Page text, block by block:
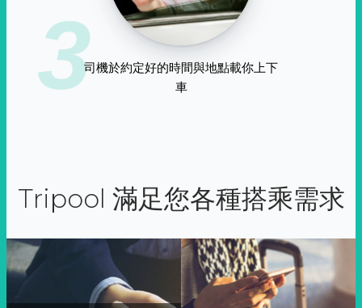
3司機於約定好的時間與地點載你上下
車
Tripool 滿足您各種搭乘需求